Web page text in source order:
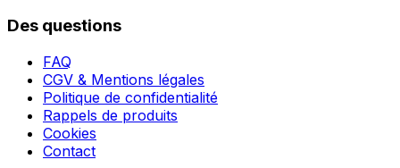
Des questions
FAQ
CGV & Mentions légales
Politique de confidentialité
Rappels de produits
Cookies
Contact